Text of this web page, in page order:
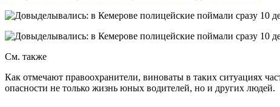
См. также
Как отмечают правоохранители, виноваты в таких ситуациях
опасности не только жизнь юных водителей, но и других людей.